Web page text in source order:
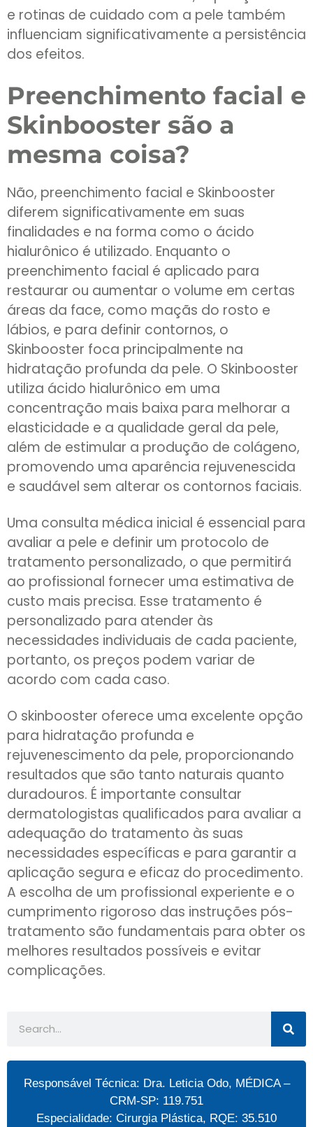
e rotinas de cuidado com a pele também
influenciam significativamente a persistência
dos efeitos.
Preenchimento facial e
Skinbooster são a
mesma coisa?
Não, preenchimento facial e Skinbooster
diferem significativamente em suas
finalidades e na forma como o ácido
hialurônico é utilizado. Enquanto o
preenchimento facial é aplicado para
restaurar ou aumentar o volume em certas
áreas da face, como maçãs do rosto e
lábios, e para definir contornos, o
Skinbooster foca principalmente na
hidratação profunda da pele. O Skinbooster
utiliza ácido hialurônico em uma
concentração mais baixa para melhorar a
elasticidade e a qualidade geral da pele,
além de estimular a produção de colágeno,
promovendo uma aparência rejuvenescida
e saudável sem alterar os contornos faciais.
Uma consulta médica inicial é essencial para
avaliar a pele e definir um protocolo de
tratamento personalizado, o que permitirá
ao profissional fornecer uma estimativa de
custo mais precisa. Esse tratamento é
personalizado para atender às
necessidades individuais de cada paciente,
portanto, os preços podem variar de
acordo com cada caso.
O skinbooster oferece uma excelente opção
para hidratação profunda e
rejuvenescimento da pele, proporcionando
resultados que são tanto naturais quanto
duradouros. É importante consultar
dermatologistas qualificados para avaliar a
adequação do tratamento às suas
necessidades específicas e para garantir a
aplicação segura e eficaz do procedimento.
A escolha de um profissional experiente e o
cumprimento rigoroso das instruções pós-
tratamento são fundamentais para obter os
melhores resultados possíveis e evitar
complicações.
Responsável Técnica: Dra. Leticia Odo, MÉDICA –
CRM-SP: 119.751
Especialidade: Cirurgia Plástica, RQE: 35.510